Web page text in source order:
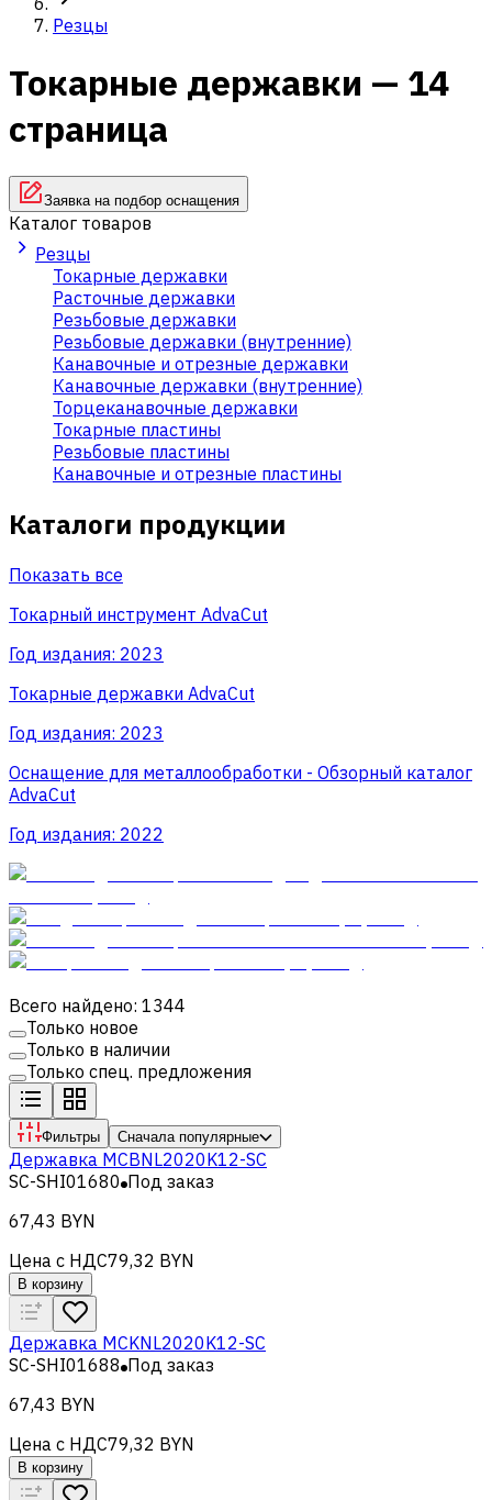
Резцы
Токарные державки — 14
страница
Заявка на подбор оснащения
Каталог товаров
Резцы
Токарные державки
Расточные державки
Резьбовые державки
Резьбовые державки (внутренние)
Канавочные и отрезные державки
Канавочные державки (внутренние)
Торцеканавочные державки
Токарные пластины
Резьбовые пластины
Канавочные и отрезные пластины
Каталоги продукции
Показать все
Токарный инструмент AdvaCut
Год издания: 2023
Токарные державки AdvaCut
Год издания: 2023
Оснащение для металлообработки - Обзорный каталог
AdvaCut
Год издания: 2022
Всего найдено: 1344
Только новое
Только в наличии
Только спец. предложения
Фильтры Сначала популярные
Державка MCBNL2020K12-SC
SC-SHI01680 Под заказ
67,43 BYN
Цена с НДС79,32 BYN
В корзину
Державка MCKNL2020K12-SC
SC-SHI01688 Под заказ
67,43 BYN
Цена с НДС79,32 BYN
В корзину